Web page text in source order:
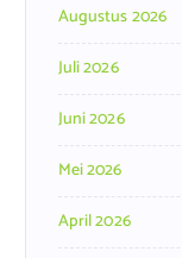
Augustus 2026
Juli 2026
Juni 2026
Mei 2026
April 2026